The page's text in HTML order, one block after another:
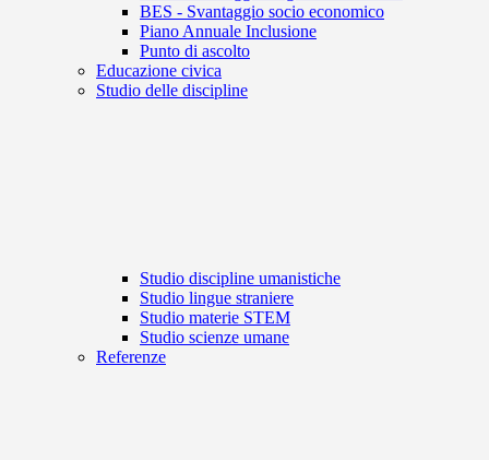
BES - Svantaggio socio economico
Piano Annuale Inclusione
Punto di ascolto
Educazione civica
Studio delle discipline
Studio discipline umanistiche
Studio lingue straniere
Studio materie STEM
Studio scienze umane
Referenze